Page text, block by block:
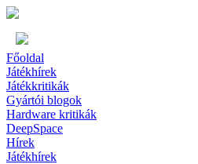
Főoldal
Játékhírek
Játékkritikák
Gyártói blogok
Hardware kritikák
DeepSpace
Hírek
Játékhírek